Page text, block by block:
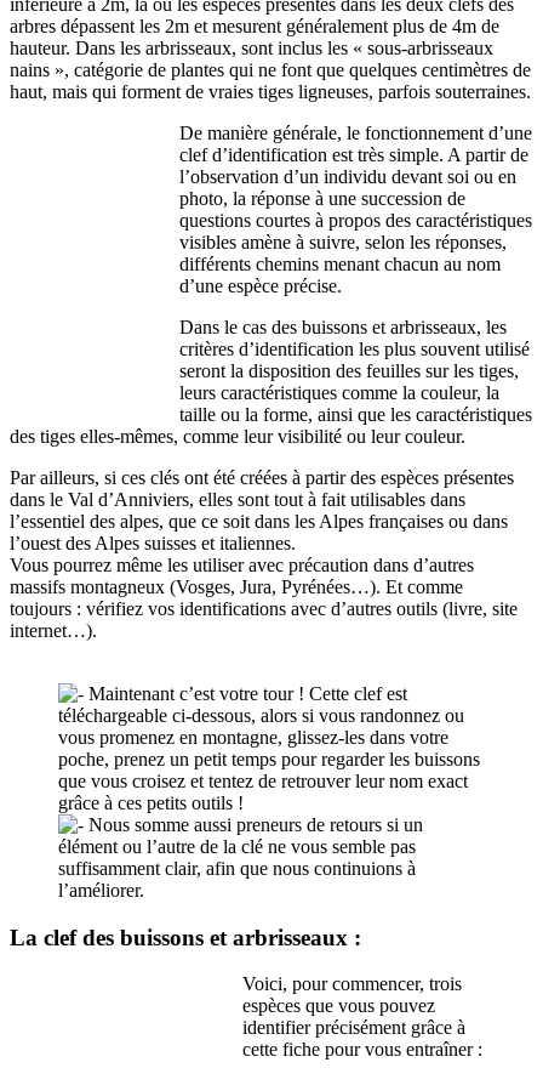
inférieure à 2m, là où les espèces présentes dans les deux clefs des
arbres dépassent les 2m et mesurent généralement plus de 4m de
hauteur. Dans les arbrisseaux, sont inclus les « sous-arbrisseaux
nains », catégorie de plantes qui ne font que quelques centimètres de
haut, mais qui forment de vraies tiges ligneuses, parfois souterraines.
De manière générale, le fonctionnement d’une
clef d’identification est très simple. A partir de
l’observation d’un individu devant soi ou en
photo, la réponse à une succession de
questions courtes à propos des caractéristiques
visibles amène à suivre, selon les réponses,
différents chemins menant chacun au nom
d’une espèce précise.
Dans le cas des buissons et arbrisseaux, les
critères d’identification les plus souvent utilisé
seront la disposition des feuilles sur les tiges,
leurs caractéristiques comme la couleur, la
taille ou la forme, ainsi que les caractéristiques
des tiges elles-mêmes, comme leur visibilité ou leur couleur.
Par ailleurs, si ces clés ont été créées à partir des espèces présentes
dans le Val d’Anniviers, elles sont tout à fait utilisables dans
l’essentiel des alpes, que ce soit dans les Alpes françaises ou dans
l’ouest des Alpes suisses et italiennes.
Vous pourrez même les utiliser avec précaution dans d’autres
massifs montagneux (Vosges, Jura, Pyrénées…). Et comme
toujours : vérifiez vos identifications avec d’autres outils (livre, site
internet…).
Maintenant c’est votre tour ! Cette clef est
téléchargeable ci-dessous, alors si vous randonnez ou
vous promenez en montagne, glissez-les dans votre
poche, prenez un petit temps pour regarder les buissons
que vous croisez et tentez de retrouver leur nom exact
grâce à ces petits outils !
Nous somme aussi preneurs de retours si un
élément ou l’autre de la clé ne vous semble pas
suffisamment clair, afin que nous continuions à
l’améliorer.
La clef des buissons et arbrisseaux :
Voici, pour commencer, trois
espèces que vous pouvez
identifier précisément grâce à
cette fiche pour vous entraîner :